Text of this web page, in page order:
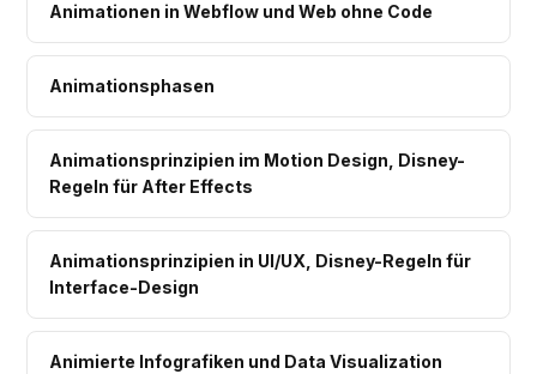
Animationen in Webflow und Web ohne Code
Animationsphasen
Animationsprinzipien im Motion Design, Disney-
Regeln für After Effects
Animationsprinzipien in UI/UX, Disney-Regeln für
Interface-Design
Animierte Infografiken und Data Visualization